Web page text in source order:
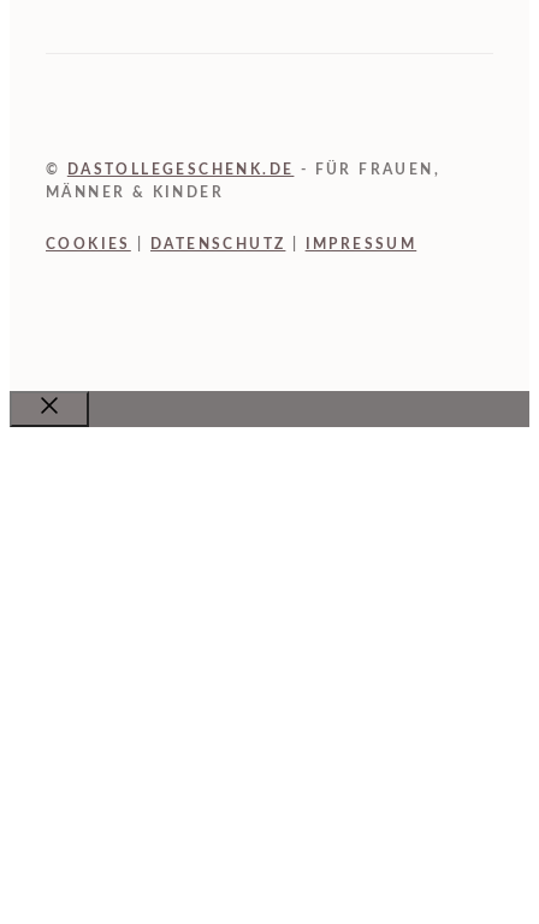
© DASTOLLEGESCHENK.DE
- FÜR FRAUEN,
MÄNNER & KINDER
COOKIES DATENSCHUTZ IMPRESSUM